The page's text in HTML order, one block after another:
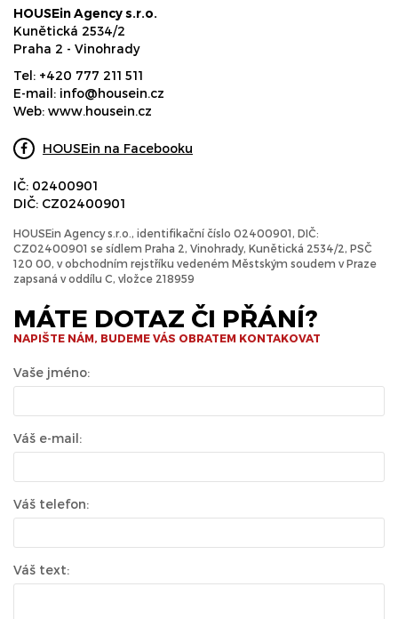
HOUSEin Agency s.r.o.
Kunětická 2534/2
Praha 2 - Vinohrady
Tel: +420 777 211 511
E-mail: info@housein.cz
Web: www.housein.cz
HOUSEin na Facebooku
IČ: 02400901
DIČ: CZ02400901
HOUSEin Agency s.r.o., identifikační číslo 02400901, DIČ:
CZ02400901 se sídlem Praha 2, Vinohrady, Kunětická 2534/2, PSČ
120 00, v obchodním rejstříku vedeném Městským soudem v Praze
zapsaná v oddílu C, vložce 218959
MÁTE DOTAZ ČI PŘÁNÍ?
NAPIŠTE NÁM, BUDEME VÁS OBRATEM KONTAKOVAT
Vaše jméno:
Váš e-mail:
Váš telefon:
Váš text: